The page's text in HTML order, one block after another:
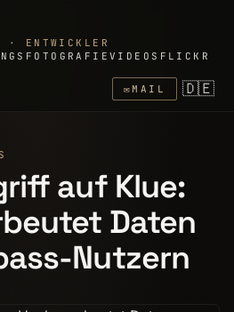
· ENTWICKLER
FOTOGRAFIEVIDEOS FLICKR
✉MAIL 🇩🇪
auf Klue:
Daten
Nutzern